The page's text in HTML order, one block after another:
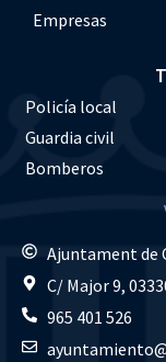
Empresas
Policía local
Guardia civil
Bomberos
Ajuntament de
C/ Major 9,
965 401 526